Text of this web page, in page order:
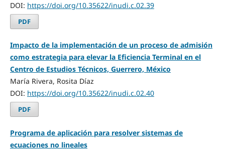
DOI: https://doi.org/10.35622/inudi.c.02.39
PDF
Impacto de la implementación de un proceso de admisión
como estrategia para elevar la Eficiencia Terminal en el
Centro de Estudios Técnicos, Guerrero, México
María Rivera, Rosita Díaz
DOI: https://doi.org/10.35622/inudi.c.02.40
PDF
Programa de aplicación para resolver sistemas de
ecuaciones no lineales